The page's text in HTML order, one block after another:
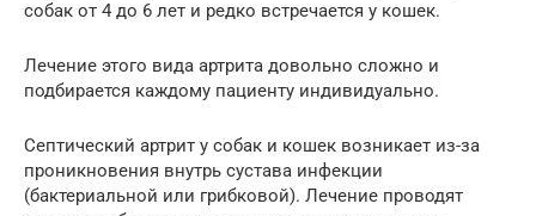
собак от 4 до 6 лет и редко встречается у кошек.
Лечение этого вида артрита довольно сложно и
подбирается каждому пациенту индивидуально.
Септический артрит у собак и кошек возникает из-за
проникновения внутрь сустава инфекции
(бактериальной или грибковой). Лечение проводят